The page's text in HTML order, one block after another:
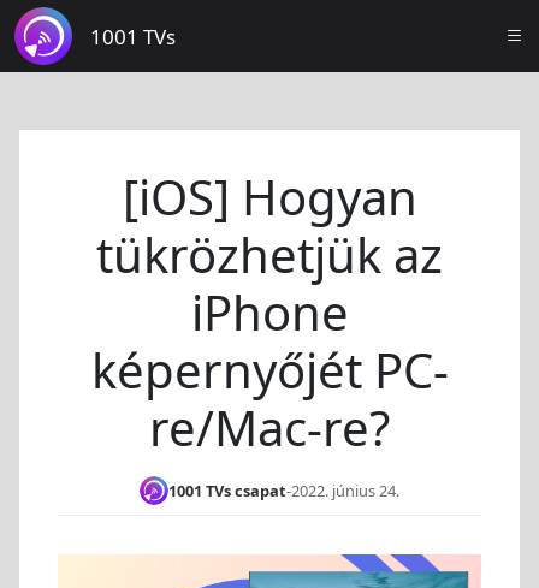
1001 TVs
[iOS] Hogyan
tükrözhetjük az
iPhone
képernyőjét PC-
re/Mac-re?
1001 TVs csapat-2022. június 24.